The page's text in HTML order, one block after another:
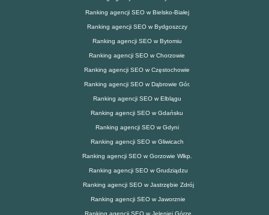
Ranking agencji SEO w Bielsko-Białej
Ranking agencji SEO w Bydgoszczy
Ranking agencji SEO w Bytomiu
Ranking agencji SEO w Chorzowie
Ranking agencji SEO w Częstochowie
Ranking agencji SEO w Dąbrowie Gór.
Ranking agencji SEO w Elblągu
Ranking agencji SEO w Gdańsku
Ranking agencji SEO w Gdyni
Ranking agencji SEO w Gliwicach
Ranking agencji SEO w Gorzowie Wlkp.
Ranking agencji SEO w Grudziądzu
Ranking agencji SEO w Jastrzębie Zdrój
Ranking agencji SEO w Jaworznie
Ranking agencji SEO w Jeleniej Górze